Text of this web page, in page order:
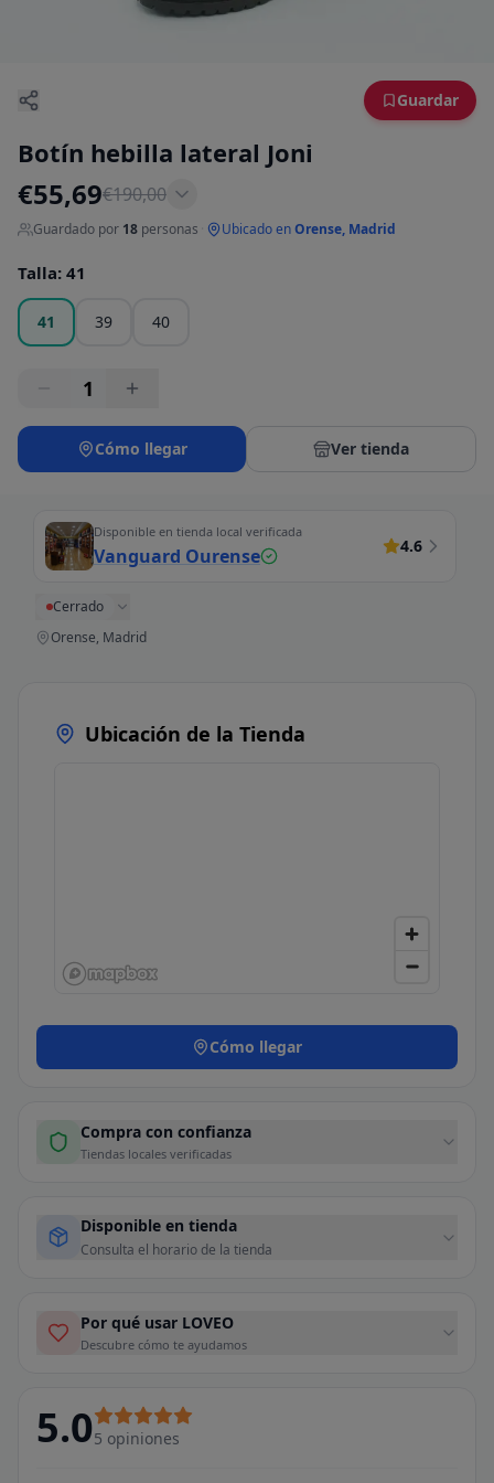
Guardar
Botín hebilla lateral Joni
€55,69€190,00
Guardado por 18 personas Ubicado enOrense, Madrid
Talla: 41
41 39 40
1
Cómo llegar Ver tienda
Disponible en tienda local verificada
Vanguard Ourense 4.6
Cerrado
Orense, Madrid
Ubicación de la Tienda
Cómo llegar
Compra con confianza
Tiendas locales verificadas
Disponible en tienda
Consulta el horario de la tienda
Por qué usar LOVEO
Descubre cómo te ayudamos
5.05 opiniones